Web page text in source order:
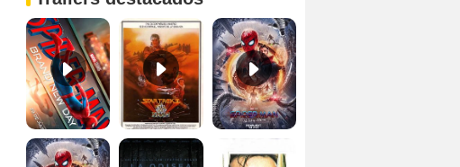
Spider-Man: Brand New Day Tráiler (3) Star Trek II: la ira de Khan Tráiler VO
Tráiler 'Spider-Man: No Way Home' La Odisea Tráiler (3) El resplandor Tráiler